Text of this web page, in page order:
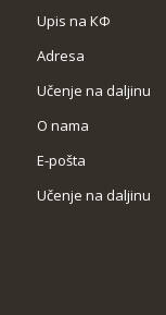
Upis na КФ
Adresa
Učenje na daljinu
O nama
Е-pošta
Učenje na daljinu